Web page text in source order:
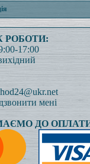
РОБОТИ:
17:00
мені
ДО